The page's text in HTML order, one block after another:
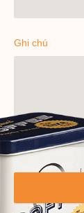
Ghi chú